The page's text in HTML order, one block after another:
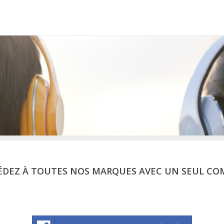
À TOUTES NOS MARQUES AVEC UN SEUL